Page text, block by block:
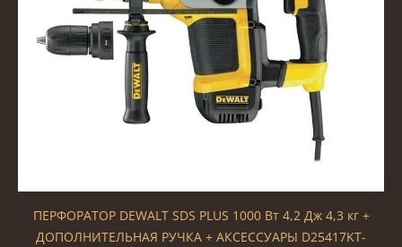
ПЕРФОРАТОР DEWALT SDS PLUS 1000 Вт 4,2 Дж 4,3 кг +
ДОПОЛНИТЕЛЬНАЯ РУЧКА + АКСЕССУАРЫ D25417KT-